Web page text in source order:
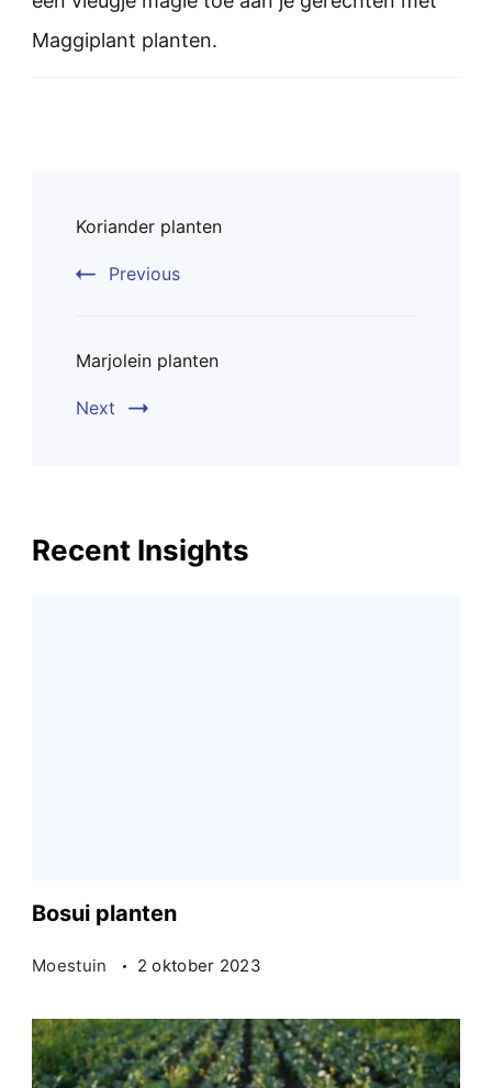
Maggiplant planten.
Navigation
Koriander planten
Previous
Marjolein planten
Next
Recent Insights
Bosui planten
Moestuin 2 oktober 2023